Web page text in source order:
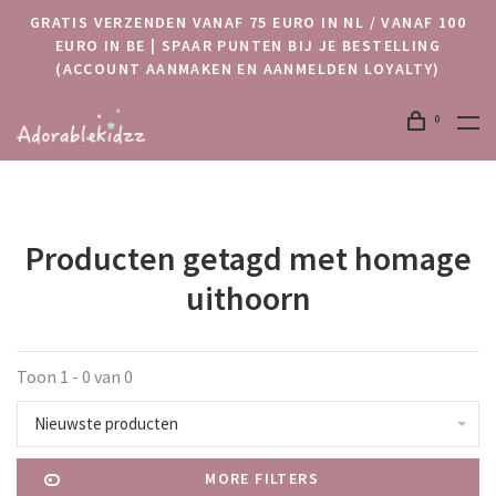
GRATIS VERZENDEN VANAF 75 EURO IN NL / VANAF 100
EURO IN BE | SPAAR PUNTEN BIJ JE BESTELLING
(ACCOUNT AANMAKEN EN AANMELDEN LOYALTY)
0
Producten getagd met homage
uithoorn
Toon 1 - 0 van 0
Nieuwste producten
MORE FILTERS